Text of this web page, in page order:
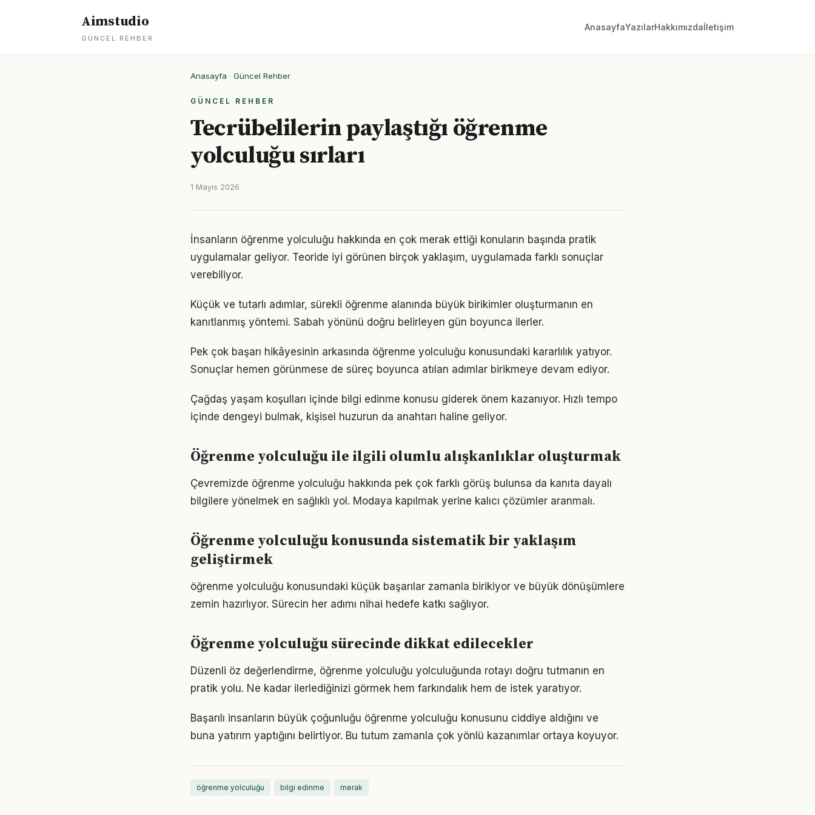
Aimstudio
GÜNCEL REHBER
AnasayfaYazılarHakkımızdaİletişim
Anasayfa · Güncel Rehber
GÜNCEL REHBER
Tecrübelilerin paylaştığı öğrenme
yolculuğu sırları
1 Mayıs 2026
İnsanların öğrenme yolculuğu hakkında en çok merak ettiği konuların başında pratik
uygulamalar geliyor. Teoride iyi görünen birçok yaklaşım, uygulamada farklı sonuçlar
verebiliyor.
Küçük ve tutarlı adımlar, sürekli öğrenme alanında büyük birikimler oluşturmanın en
kanıtlanmış yöntemi. Sabah yönünü doğru belirleyen gün boyunca ilerler.
Pek çok başarı hikâyesinin arkasında öğrenme yolculuğu konusundaki kararlılık yatıyor.
Sonuçlar hemen görünmese de süreç boyunca atılan adımlar birikmeye devam ediyor.
Çağdaş yaşam koşulları içinde bilgi edinme konusu giderek önem kazanıyor. Hızlı tempo
içinde dengeyi bulmak, kişisel huzurun da anahtarı haline geliyor.
Öğrenme yolculuğu ile ilgili olumlu alışkanlıklar oluşturmak
Çevremizde öğrenme yolculuğu hakkında pek çok farklı görüş bulunsa da kanıta dayalı
bilgilere yönelmek en sağlıklı yol. Modaya kapılmak yerine kalıcı çözümler aranmalı.
Öğrenme yolculuğu konusunda sistematik bir yaklaşım
geliştirmek
öğrenme yolculuğu konusundaki küçük başarılar zamanla birikiyor ve büyük dönüşümlere
zemin hazırlıyor. Sürecin her adımı nihai hedefe katkı sağlıyor.
Öğrenme yolculuğu sürecinde dikkat edilecekler
Düzenli öz değerlendirme, öğrenme yolculuğu yolculuğunda rotayı doğru tutmanın en
pratik yolu. Ne kadar ilerlediğinizi görmek hem farkındalık hem de istek yaratıyor.
Başarılı insanların büyük çoğunluğu öğrenme yolculuğu konusunu ciddiye aldığını ve
buna yatırım yaptığını belirtiyor. Bu tutum zamanla çok yönlü kazanımlar ortaya koyuyor.
öğrenme yolculuğu bilgi edinme merak